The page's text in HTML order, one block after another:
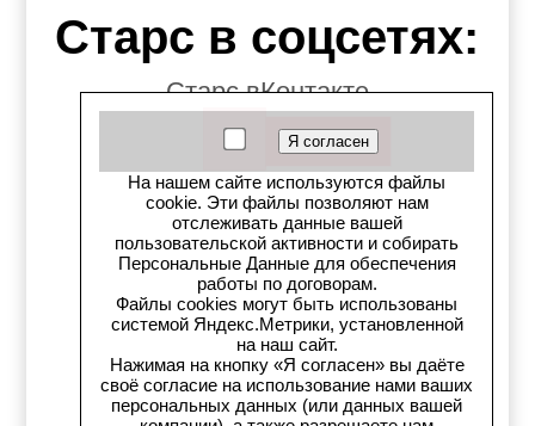
Старс в соцсетях:
Старс вКонтакте
Старс в YouTube
Телеграм-канал
Старс на Drom.ru
Старс в auto.ru
Старс в картах Яндекс
Старс в картах 2ГИС
На нашем сайте используются файлы
cookie. Эти файлы позволяют нам
отслеживать данные вашей
пользовательской активности и собирать
Персональные Данные для обеспечения
работы по договорам.
Файлы cookies могут быть использованы
системой Яндекс.Метрики, установленной
на наш сайт.
Нажимая на кнопку «Я согласен» вы даёте
своё согласие на использование нами ваших
персональных данных (или данных вашей